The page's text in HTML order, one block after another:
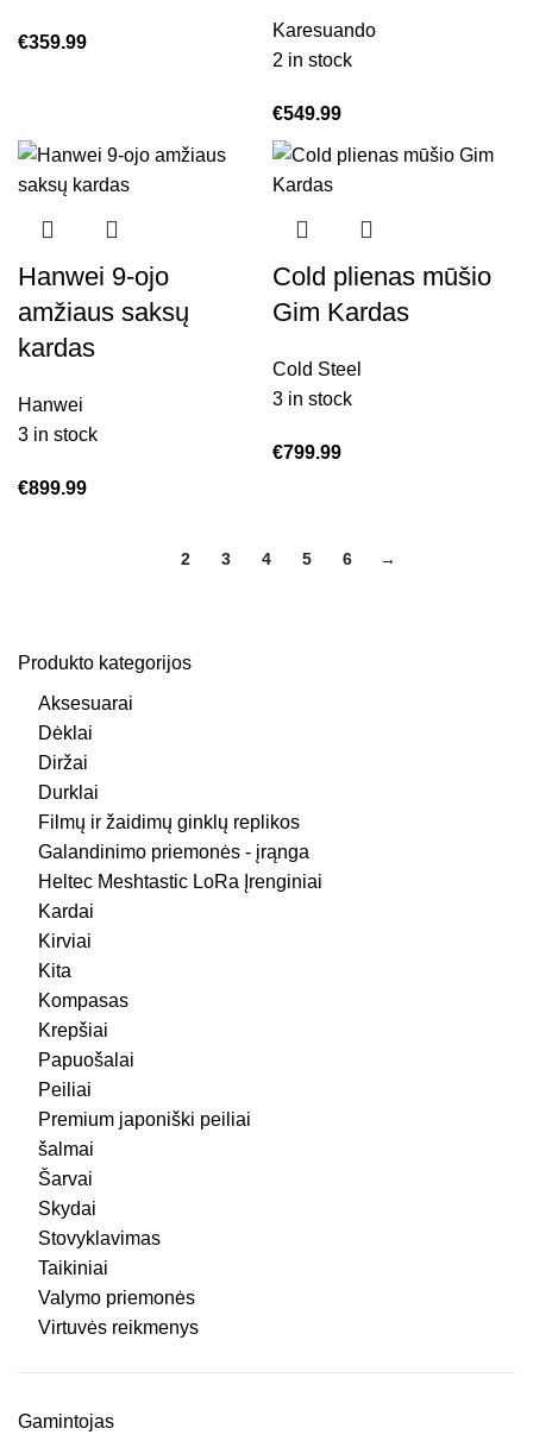
Produkto kategorijos
Aksesuarai
Dėklai
Diržai
Durklai
Filmų ir žaidimų ginklų replikos
Galandinimo priemonės - įrąnga
Heltec Meshtastic LoRa Įrenginiai
Kardai
Kirviai
Kita
Kompasas
Krepšiai
Papuošalai
Peiliai
Premium japoniški peiliai
šalmai
Šarvai
Skydai
Stovyklavimas
Taikiniai
Valymo priemonės
Virtuvės reikmenys
Gamintojas
€359.99
Karesuando
2 in stock
€549.99
Hanwei 9-ojo
amžiaus saksų
kardas
Hanwei
3 in stock
€899.99
Cold plienas mūšio
Gim Kardas
Cold Steel
3 in stock
€799.99
2 3 4 5 6 →